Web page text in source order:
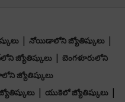
empathetic style have
Many seek her not just
conversations that offer
transformation.
| నోయిడాలోని జ్యోతిష్కులు|
జ్యోతిష్కులు| బెంగళూరులోని
జ్యోతిష్కులు
| యుకెలో జ్యోతిష్కులు|